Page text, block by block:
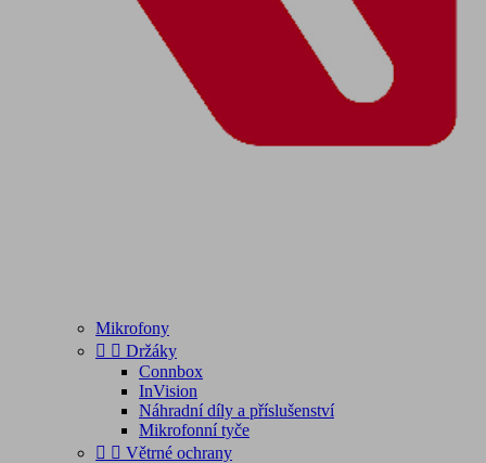
Mikrofony
  Držáky
Connbox
InVision
Náhradní díly a příslušenství
Mikrofonní tyče
  Větrné ochrany